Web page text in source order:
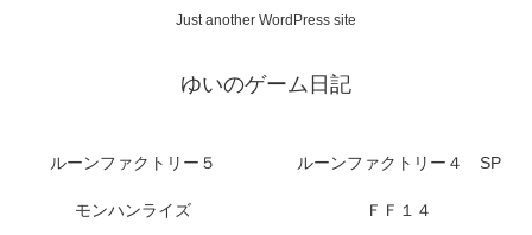
Just another WordPress site
ゆいのゲーム日記
ルーンファクトリー５ ルーンファクトリー４ SP
モンハンライズ ＦＦ１４